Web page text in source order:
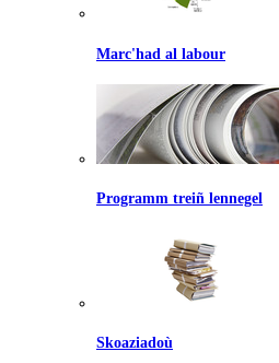
Marc'had al labour
Programm treiñ lennegel
Skoaziadoù